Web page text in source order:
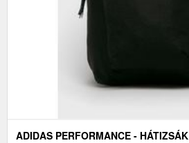
ADIDAS PERFORMANCE - HÁTIZSÁK